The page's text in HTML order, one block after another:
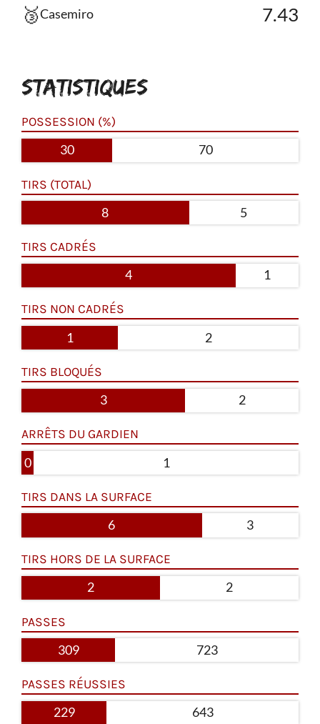
🥉Casemiro 7.43
STATISTIQUES
POSSESSION (%)
30 70
TIRS (TOTAL)
8 5
TIRS CADRÉS
4 1
TIRS NON CADRÉS
1 2
TIRS BLOQUÉS
3 2
ARRÊTS DU GARDIEN
0 1
TIRS DANS LA SURFACE
6 3
TIRS HORS DE LA SURFACE
2 2
PASSES
309 723
PASSES RÉUSSIES
229 643